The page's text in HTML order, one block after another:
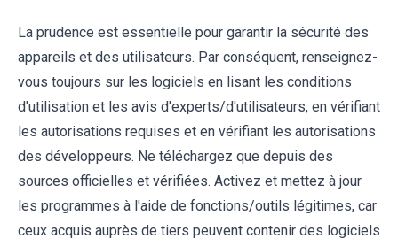
La prudence est essentielle pour garantir la sécurité des
appareils et des utilisateurs. Par conséquent, renseignez-
vous toujours sur les logiciels en lisant les conditions
d'utilisation et les avis d'experts/d'utilisateurs, en vérifiant
les autorisations requises et en vérifiant les autorisations
des développeurs. Ne téléchargez que depuis des
sources officielles et vérifiées. Activez et mettez à jour
les programmes à l'aide de fonctions/outils légitimes, car
ceux acquis auprès de tiers peuvent contenir des logiciels